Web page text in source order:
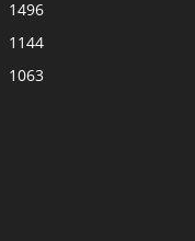
1496
1144
1063